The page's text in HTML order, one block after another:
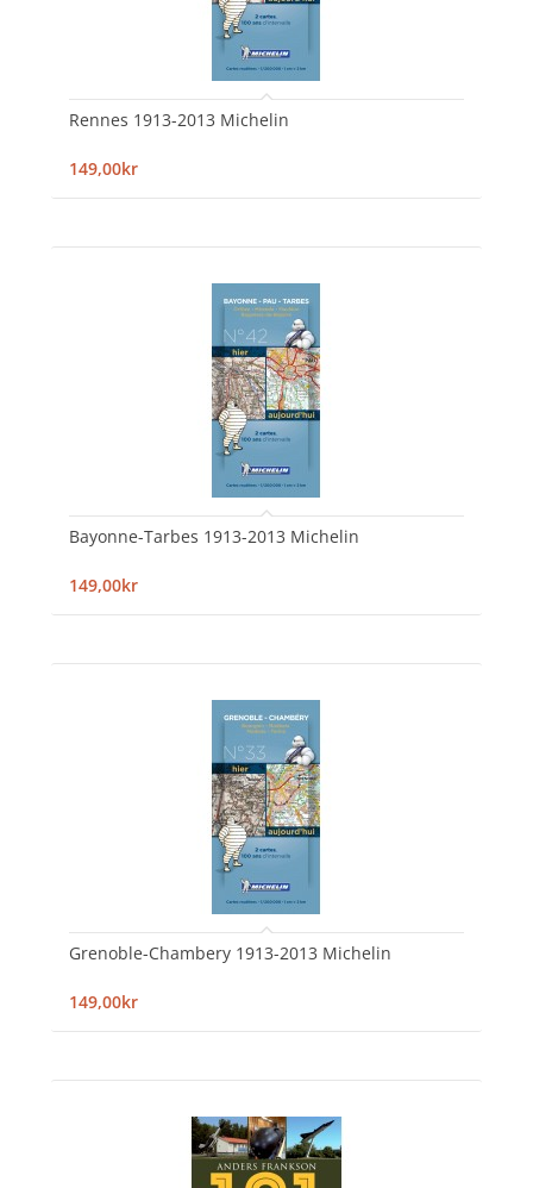
Rennes 1913-2013 Michelin
149,00kr
Bayonne-Tarbes 1913-2013 Michelin
149,00kr
Grenoble-Chambery 1913-2013 Michelin
149,00kr